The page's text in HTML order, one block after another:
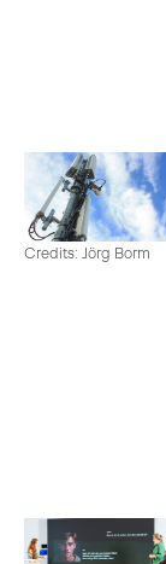
Credits: Jörg Borm